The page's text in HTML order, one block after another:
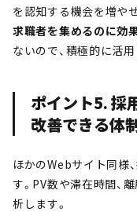
を認知する機会を増や
求職者を集めるのに効
ないので、積極的に活用
ポイント5. 採
改善できる体
ほかのWebサイト同様、
す。PV数や滞在時間、
析します。